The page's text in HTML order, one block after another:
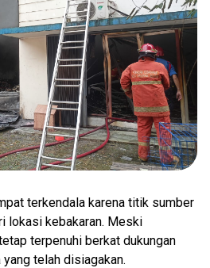
terkendala karena titik sumber
lokasi kebakaran. Meski
terpenuhi berkat dukungan
telah disiagakan.